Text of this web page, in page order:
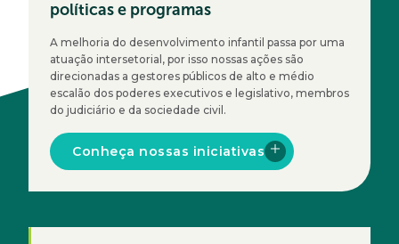
políticas e programas
A melhoria do desenvolvimento infantil passa por uma
atuação intersetorial, por isso nossas ações são
direcionadas a gestores públicos de alto e médio
escalão dos poderes executivos e legislativo, membros
do judiciário e da sociedade civil.
Conheça nossas iniciativas